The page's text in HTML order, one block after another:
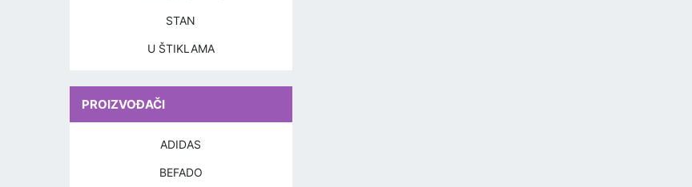
STAN
U ŠTIKLAMA
PROIZVOĐAČI
ADIDAS
BEFADO